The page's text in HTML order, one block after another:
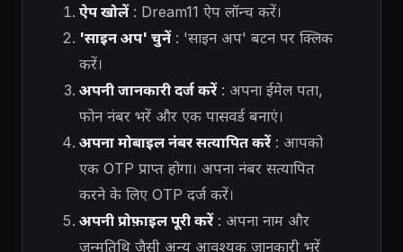
ऐप खोलें: Dream11 ऐप लॉन्च करें।
'साइन अप' चुनें: 'साइन अप' बटन पर क्लिक
करें।
अपनी जानकारी दर्ज करें: अपना ईमेल पता,
फोन नंबर भरें और एक पासवर्ड बनाएं।
अपना मोबाइल नंबर सत्यापित करें: आपको
एक OTP प्राप्त होगा। अपना नंबर सत्यापित
करने के लिए OTP दर्ज करें।
अपनी प्रोफ़ाइल पूरी करें: अपना नाम और
जन्मतिथि जैसी अन्य आवश्यक जानकारी भरें